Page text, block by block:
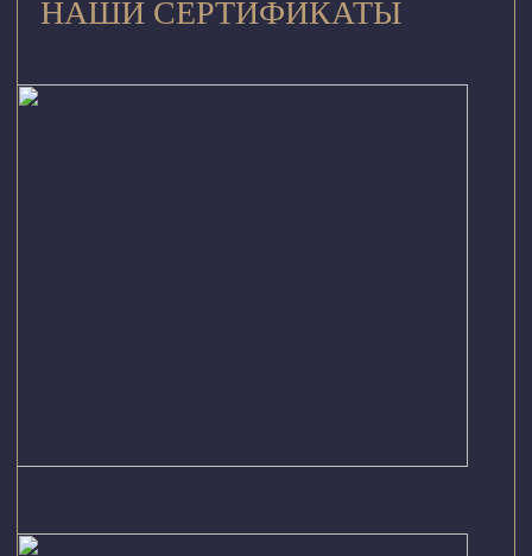
НАШИ СЕРТИФИКАТЫ